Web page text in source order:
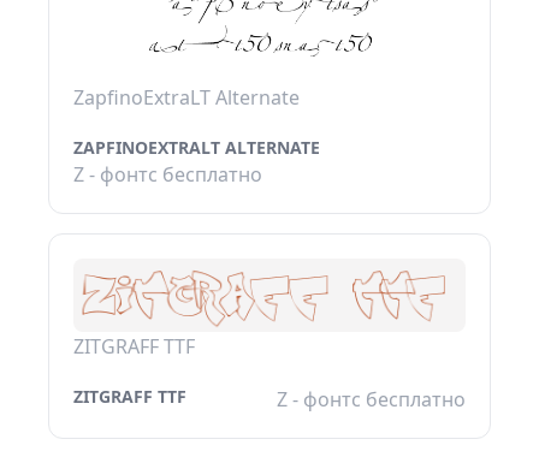
ZapfinoExtraLT Alternate
ZAPFINOEXTRALT ALTERNATE
Z - фонтс бесплатно
ZITGRAFF TTF
ZITGRAFF TTF Z - фонтс бесплатно